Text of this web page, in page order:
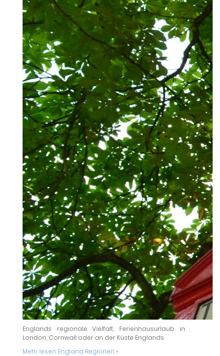
Englands regionale Vielfalt, Ferienhausurlaub in
London, Cornwall oder an der Küste Englands
Mehr lesen: England Regionen »